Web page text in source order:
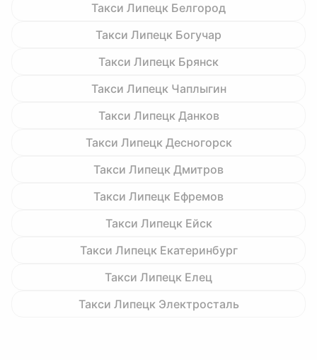
Такси Липецк Белгород
Такси Липецк Богучар
Такси Липецк Брянск
Такси Липецк Чаплыгин
Такси Липецк Данков
Такси Липецк Десногорск
Такси Липецк Дмитров
Такси Липецк Ефремов
Такси Липецк Ейск
Такси Липецк Екатеринбург
Такси Липецк Елец
Такси Липецк Электросталь